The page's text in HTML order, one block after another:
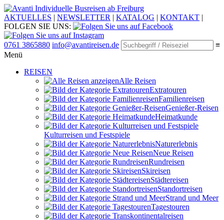
Individuelle Busreisen ab Freiburg
AKTUELLES | NEWSLETTER | KATALOG | KONTAKT |
FOLGEN SIE UNS:
0761 3865880 info@avantireisen.de
≡
Menü
REISEN
Alle Reisen
Extratouren
Familien­reisen
Genießer-Reisen
Heimatkunde
Kultur­reisen und Festspiele
Naturerlebnis
Neue Reisen
Rund­reisen
Ski­reisen
Städte­reisen
Standort­reisen
Strand und Meer
Tagestouren